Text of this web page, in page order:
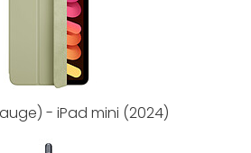
- iPad mini (2024)